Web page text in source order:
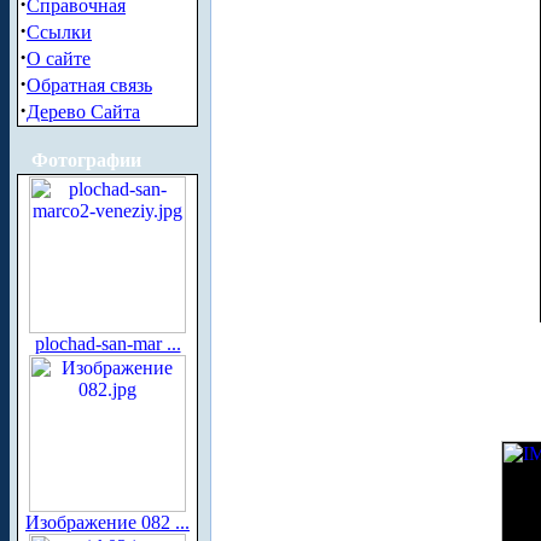
Справочная
·Ссылки
·О сайте
·Обратная связь
·Дерево Сайта
Фотографии
plochad-san-mar ...
Изображение 082 ...